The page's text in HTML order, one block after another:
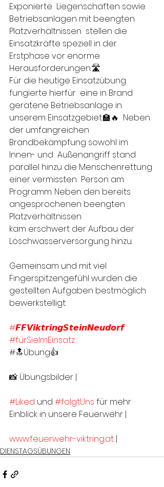
Exponierte  Liegenschaften sowie
Betriebsanlagen mit beengten
Platzverhältnissen  stellen die
Einsatzkräfte speziell in der
Erstphase vor enorme
Herausforderungen.🛣
Für die heutige Einsatzübung
fungierte hierfür  eine in Brand
geratene Betriebsanlage in
unserem Einsatzgebiet.🏫🔥  Neben
der umfangreichen
Brandbekämpfung sowohl im
Innen- und  Außenangriff stand
parallel hinzu die Menschenrettung
einer vermissten  Person am
Programm. Neben den bereits
angesprochenen beengten
Platzverhältnissen
kam erschwert der Aufbau der
Löschwasserversorgung hinzu.
Gemeinsam und mit viel
Fingerspitzengefühl wurden die
gestellten Aufgaben bestmöglich
bewerkstelligt.
#𝙁𝙁𝙑𝙞𝙠𝙩𝙧𝙞𝙣𝙜𝙎𝙩𝙚𝙞𝙣𝙉𝙚𝙪𝙙𝙤𝙧𝙛
#fürSieImEinsatz
#🔝Übung👍
📸 Übungsbilder |
#Liked und #folgtUns für mehr
Einblick in unsere Feuerwehr |
www.feuerwehr-viktring.at |
DIENSTAGSÜBUNGEN